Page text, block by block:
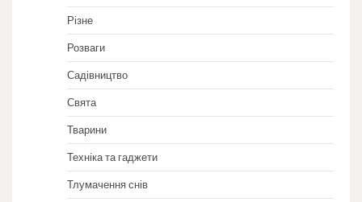
Різне
Розваги
Садівництво
Свята
Тварини
Техніка та гаджети
Тлумачення снів